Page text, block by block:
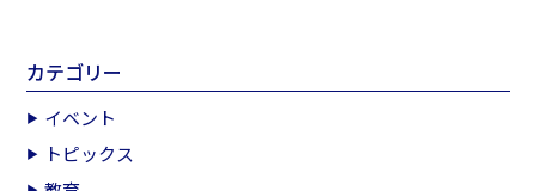
カテゴリー
イベント
トピックス